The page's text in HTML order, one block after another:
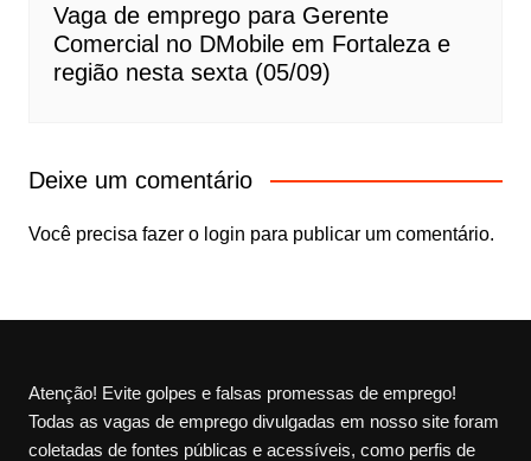
Vaga de emprego para Gerente
Comercial no DMobile em Fortaleza e
região nesta sexta (05/09)
Deixe um comentário
Você precisa fazer o login para publicar um comentário.
Atenção! Evite golpes e falsas promessas de emprego!
Todas as vagas de emprego divulgadas em nosso site foram
coletadas de fontes públicas e acessíveis, como perfis de